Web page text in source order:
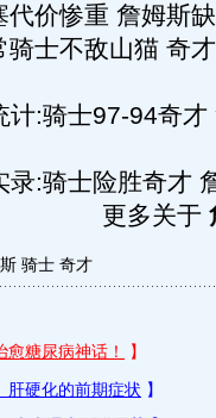
代价惨重 詹姆斯
骑士不敌山猫 奇
计:骑士97-94奇
录:骑士险胜奇才
更多关于
骑士 奇才